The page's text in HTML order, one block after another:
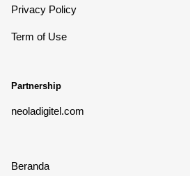
Privacy Policy
Term of Use
Partnership
neoladigitel.com
Beranda